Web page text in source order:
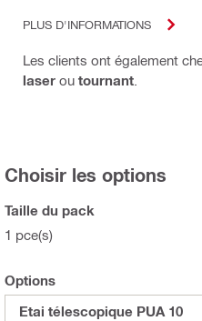
PLUS D'INFORMATIONS
Les clients ont également
laser ou tournant
Choisir les options
Taille du pack
1 pce(s)
Options
Etai télescopique PUA 10